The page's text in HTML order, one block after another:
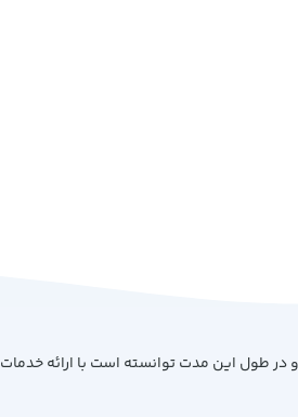
و قیمت از سال 99 شروع به کار کرده است . و در طول این مدت توانسته است با ارائه خدمات